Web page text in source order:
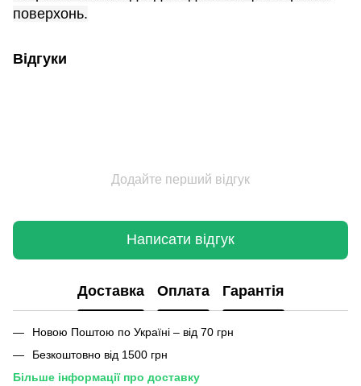
поверхонь.
Відгуки
Додайте перший відгук
Написати відгук
Доставка Оплата Гарантія
Новою Поштою по Україні – від 70 грн
Безкоштовно від 1500 грн
Більше інформації про доставку